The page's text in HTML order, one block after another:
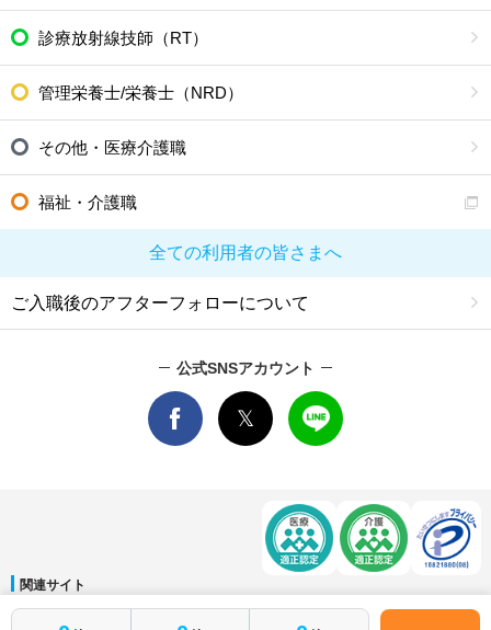
診療放射線技師（RT）
管理栄養士/栄養士（NRD）
その他・医療介護職
福祉・介護職
全ての利用者の皆さまへ
ご入職後のアフターフォローについて
公式SNSアカウント
関連サイト
マイナビDOCTOR│マイナビ看護師│マイナビ薬剤師│マイナビ保育士